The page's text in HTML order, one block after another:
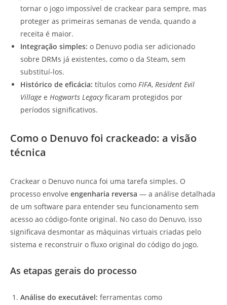
tornar o jogo impossível de crackear para sempre, mas
proteger as primeiras semanas de venda, quando a
receita é maior.
Integração simples: o Denuvo podia ser adicionado
sobre DRMs já existentes, como o da Steam, sem
substituí-los.
Histórico de eficácia: títulos como FIFA, Resident Evil
Village e Hogwarts Legacyficaram protegidos por
períodos significativos.
Como o Denuvo foi crackeado: a visão
técnica
Crackear o Denuvo nunca foi uma tarefa simples. O
processo envolve engenharia reversa — a análise detalhada
de um software para entender seu funcionamento sem
acesso ao código-fonte original. No caso do Denuvo, isso
significava desmontar as máquinas virtuais criadas pelo
sistema e reconstruir o fluxo original do código do jogo.
As etapas gerais do processo
Análise do executável: ferramentas como